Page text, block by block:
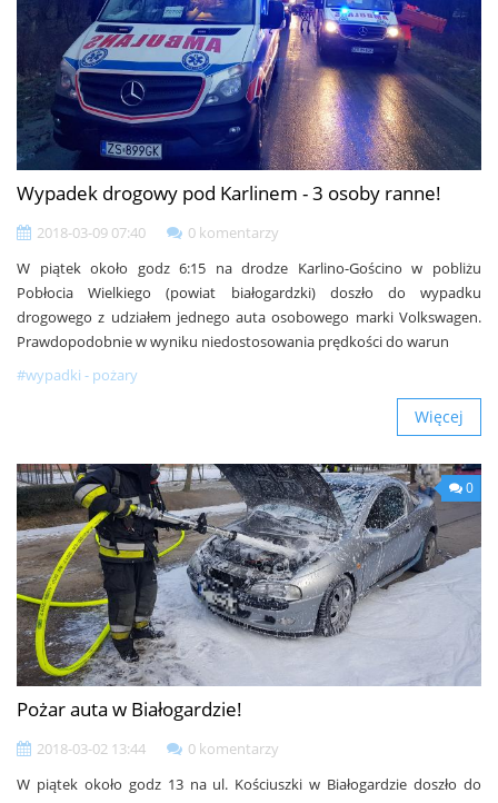
Wypadek drogowy pod Karlinem - 3 osoby ranne!
2018-03-09 07:40
0 komentarzy
W piątek około godz 6:15 na drodze Karlino-Gościno w pobliżu
Pobłocia Wielkiego (powiat białogardzki) doszło do wypadku
drogowego z udziałem jednego auta osobowego marki Volkswagen.
Prawdopodobnie w wyniku niedostosowania prędkości do warun
#wypadki - pożary
Więcej
0
Pożar auta w Białogardzie!
2018-03-02 13:44
0 komentarzy
W piątek około godz 13 na ul. Kościuszki w Białogardzie doszło do